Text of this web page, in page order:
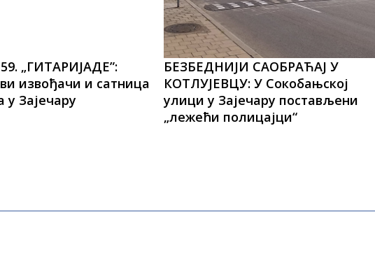
„ГИТАРИЈАДЕ”:
извођачи и сатница
у Зајечару
БЕЗБЕДНИЈИ САОБРАЋАЈ У
КОТЛУЈЕВЦУ: У Сокобањској
улици у Зајечару постављени
„лежећи полицајци“